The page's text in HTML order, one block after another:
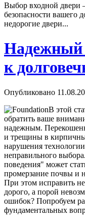
Выбор входной двери
безопасности вашего
недорогие двери...
Надежный
к
Опубликовано
В этой
обратить ваше
надежным.
и трещины в
нарушения
неправильного
поведения" может
промерзание почвы и
При этом исправить
дорого, а порой
ошибок? Попробуем
фундаментальных